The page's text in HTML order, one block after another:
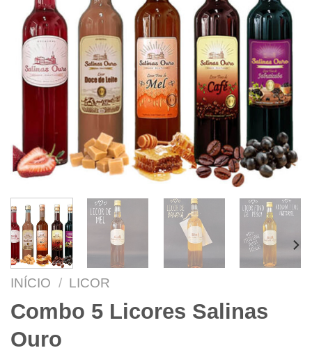
INÍCIO / LICOR
Combo 5 Licores Salinas
Ouro